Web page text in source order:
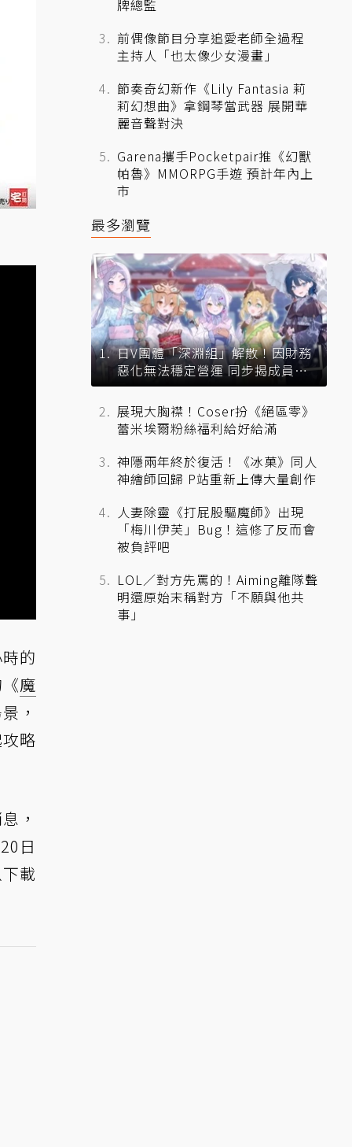
的
魔
，
略
，
日
載
牌總監
前偶像節目分享追愛老師全過程
主持人「也太像少女漫畫」
節奏奇幻新作《Lily Fantasia 莉
莉幻想曲》拿鋼琴當武器 展開華
麗音聲對決
Garena攜手Pocketpair推《幻獸
帕魯》MMORPG手遊 預計年內上
市
最多瀏覽
日V團體「深淵組」解散！因財務
惡化無法穩定營運 同步揭成員未
來去向
展現大胸襟！Coser扮《絕區零》
蕾米埃爾粉絲福利給好給滿
神隱兩年終於復活！《冰菓》同人
神繪師回歸 P站重新上傳大量創作
人妻除靈《打屁股驅魔師》出現
「梅川伊芙」Bug！這修了反而會
被負評吧
LOL／對方先罵的！Aiming離隊聲
明還原始末稱對方「不願與他共
事」